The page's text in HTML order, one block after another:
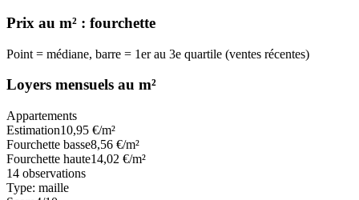
Prix au m² : fourchette
Point = médiane, barre = 1er au 3e quartile (ventes récentes)
Loyers mensuels au m²
Appartements
Estimation10,95 €/m²
Fourchette basse8,56 €/m²
Fourchette haute14,02 €/m²
14 observations
Type: maille